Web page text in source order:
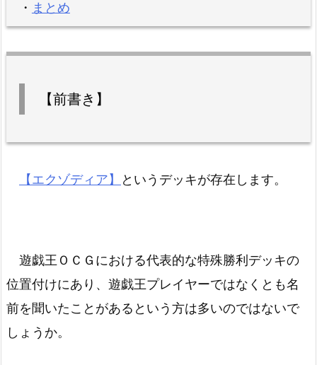
・ まとめ
【前書き】
【エクゾディア】 というデッキが存在します。
遊戯王ＯＣＧにおける代表的な特殊勝利デッキの
位置付けにあり、遊戯王プレイヤーではなくとも名
前を聞いたことがあるという方は多いのではないで
しょうか。